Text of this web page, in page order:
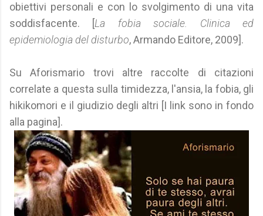
obiettivi personali e con lo svolgimento di una vita
soddisfacente. [La fobia sociale. Clinica ed
epidemiologia del disturbo, Armando Editore, 2009].
Su Aforismario trovi altre raccolte di citazioni
correlate a questa sulla timidezza, l'ansia, la fobia, gli
hikikomori e il giudizio degli altri [I link sono in fondo
alla pagina].